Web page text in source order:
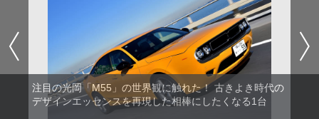
注目の光岡「M55」の世界観に触れた！ 古きよき時代の
デザインエッセンスを再現した相棒にしたくなる1台